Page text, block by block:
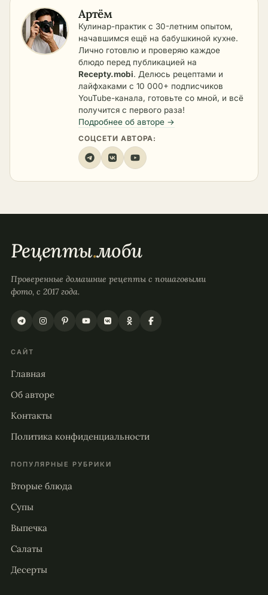
Артём
Кулинар-практик с 30-летним опытом,
начавшимся ещё на бабушкиной кухне.
Лично готовлю и проверяю каждое
блюдо перед публикацией на
Recepty.mobi. Делюсь рецептами и
лайфхаками с 10 000+ подписчиков
YouTube-канала, готовьте со мной, и всё
получится с первого раза!
Подробнее об авторе →
СОЦСЕТИ АВТОРА:
Рецепты.моби
Проверенные домашние рецепты с пошаговыми
фото, с 2017 года.
САЙТ
Главная
Об авторе
Контакты
Политика конфиденциальности
ПОПУЛЯРНЫЕ РУБРИКИ
Вторые блюда
Супы
Выпечка
Салаты
Десерты